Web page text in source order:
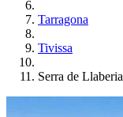
Tarragona
Tivissa
Serra de Llaberia